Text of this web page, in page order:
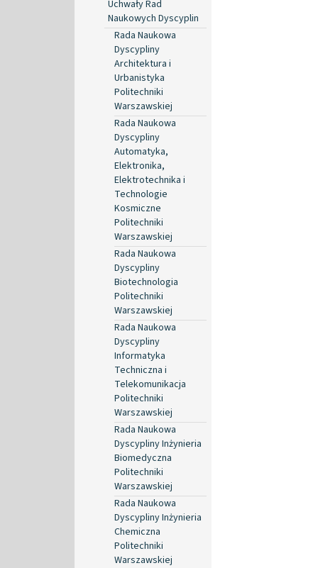
Uchwały Rad
Naukowych Dyscyplin
Rada Naukowa
Dyscypliny
Architektura i
Urbanistyka
Politechniki
Warszawskiej
Rada Naukowa
Dyscypliny
Automatyka,
Elektronika,
Elektrotechnika i
Technologie
Kosmiczne
Politechniki
Warszawskiej
Rada Naukowa
Dyscypliny
Biotechnologia
Politechniki
Warszawskiej
Rada Naukowa
Dyscypliny
Informatyka
Techniczna i
Telekomunikacja
Politechniki
Warszawskiej
Rada Naukowa
Dyscypliny Inżynieria
Biomedyczna
Politechniki
Warszawskiej
Rada Naukowa
Dyscypliny Inżynieria
Chemiczna
Politechniki
Warszawskiej